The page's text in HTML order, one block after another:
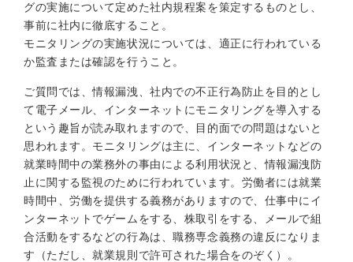
グの実施について定めた社内規程案を策定するものとし、
事前に社内に徹底すること。
モニタリングの実施状況については、適正に行われている
か監査または確認を行うこと。
ご質問では、情報漏洩、社内での不正行為防止を目的とし
て電子メール、インターネットにモニタリングを導入する
という趣旨が読み取れますので、目的面での問題はないと
思われます。モニタリングは主に、インターネットなどの
就業時間中の業務外の事由による利用状況と、情報漏洩防
止に関する監視のために行われています。労働者には就業
時間中、労働を提供する義務がありますので、仕事中にイ
ンターネットでゲームをする、株取引をする、メールで組
合活動をするなどの行為は、職務専念義務の違反になりま
す（ただし、就業規則で許可された場合をのぞく）。